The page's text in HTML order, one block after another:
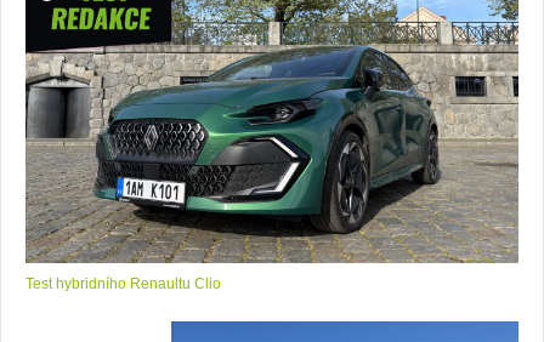
Test hybridního Renaultu Clio